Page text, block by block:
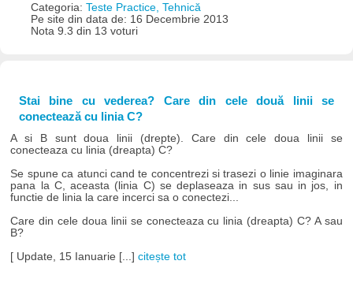
Categoria: Teste Practice, Tehnică
Pe site din data de: 16 Decembrie 2013
Nota 9.3 din 13 voturi
Stai bine cu vederea? Care din cele două linii se
conectează cu linia C?
A si B sunt doua linii (drepte). Care din cele doua linii se
conecteaza cu linia (dreapta) C?
Se spune ca atunci cand te concentrezi si trasezi o linie imaginara
pana la C, aceasta (linia C) se deplaseaza in sus sau in jos, in
functie de linia la care incerci sa o conectezi...
Care din cele doua linii se conecteaza cu linia (dreapta) C? A sau
B?
[ Update, 15 Ianuarie [...]citește tot